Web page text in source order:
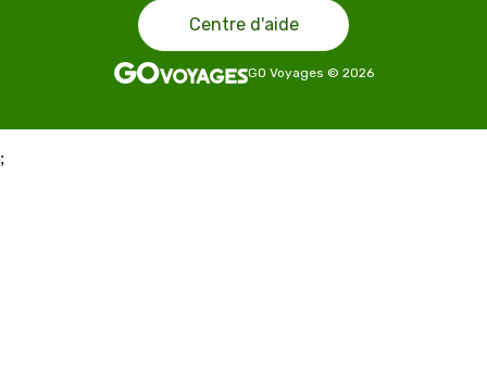
Centre d'aide
GO Voyages © 2026
;